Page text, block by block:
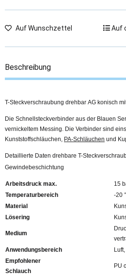
Auf Wunschzettel Auf
Beschreibung
T-Steckverschraubung drehbar AG konisch
Die Schnellsteckverbinder aus der Blauen
vernickeltem Messing. Die Verbinder sind
Kunststoffschläuchen, PA-Schläuchen und
Detaillierte Daten drehbare T-
Gewindebeschichtung
Arbeitsdruck max.
15
Temperaturbereich
-20
Material
Lösering
Medium
Anwendungsbereich
Empfohlener
Schlauch
PU